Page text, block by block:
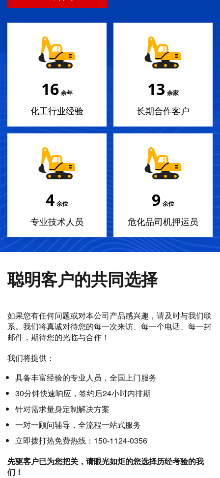
18 余年
化工行业经验
14 余家
长期合作客户
4 余位
专业技术人员
10 余位
危化品司机押运员
聪明客户的共同选择
如果您有任何问题或对本公司产品感兴趣，请及时与我们联
系。我们将真诚对待您的每一次来访、每一个电话、每一封
邮件，期待您的光临与合作！
我们将提供：
具备丰富经验的专业人员，全国上门服务
30分钟快速响应，签约后24小时内排期
针对需求量身定制解决方案
一对一顾问辅导，全流程一站式服务
立即拨打热免费热线：150-1124-0356
先驱客户已为您把关，请眼光如炬的您选择历经考验的我
们！